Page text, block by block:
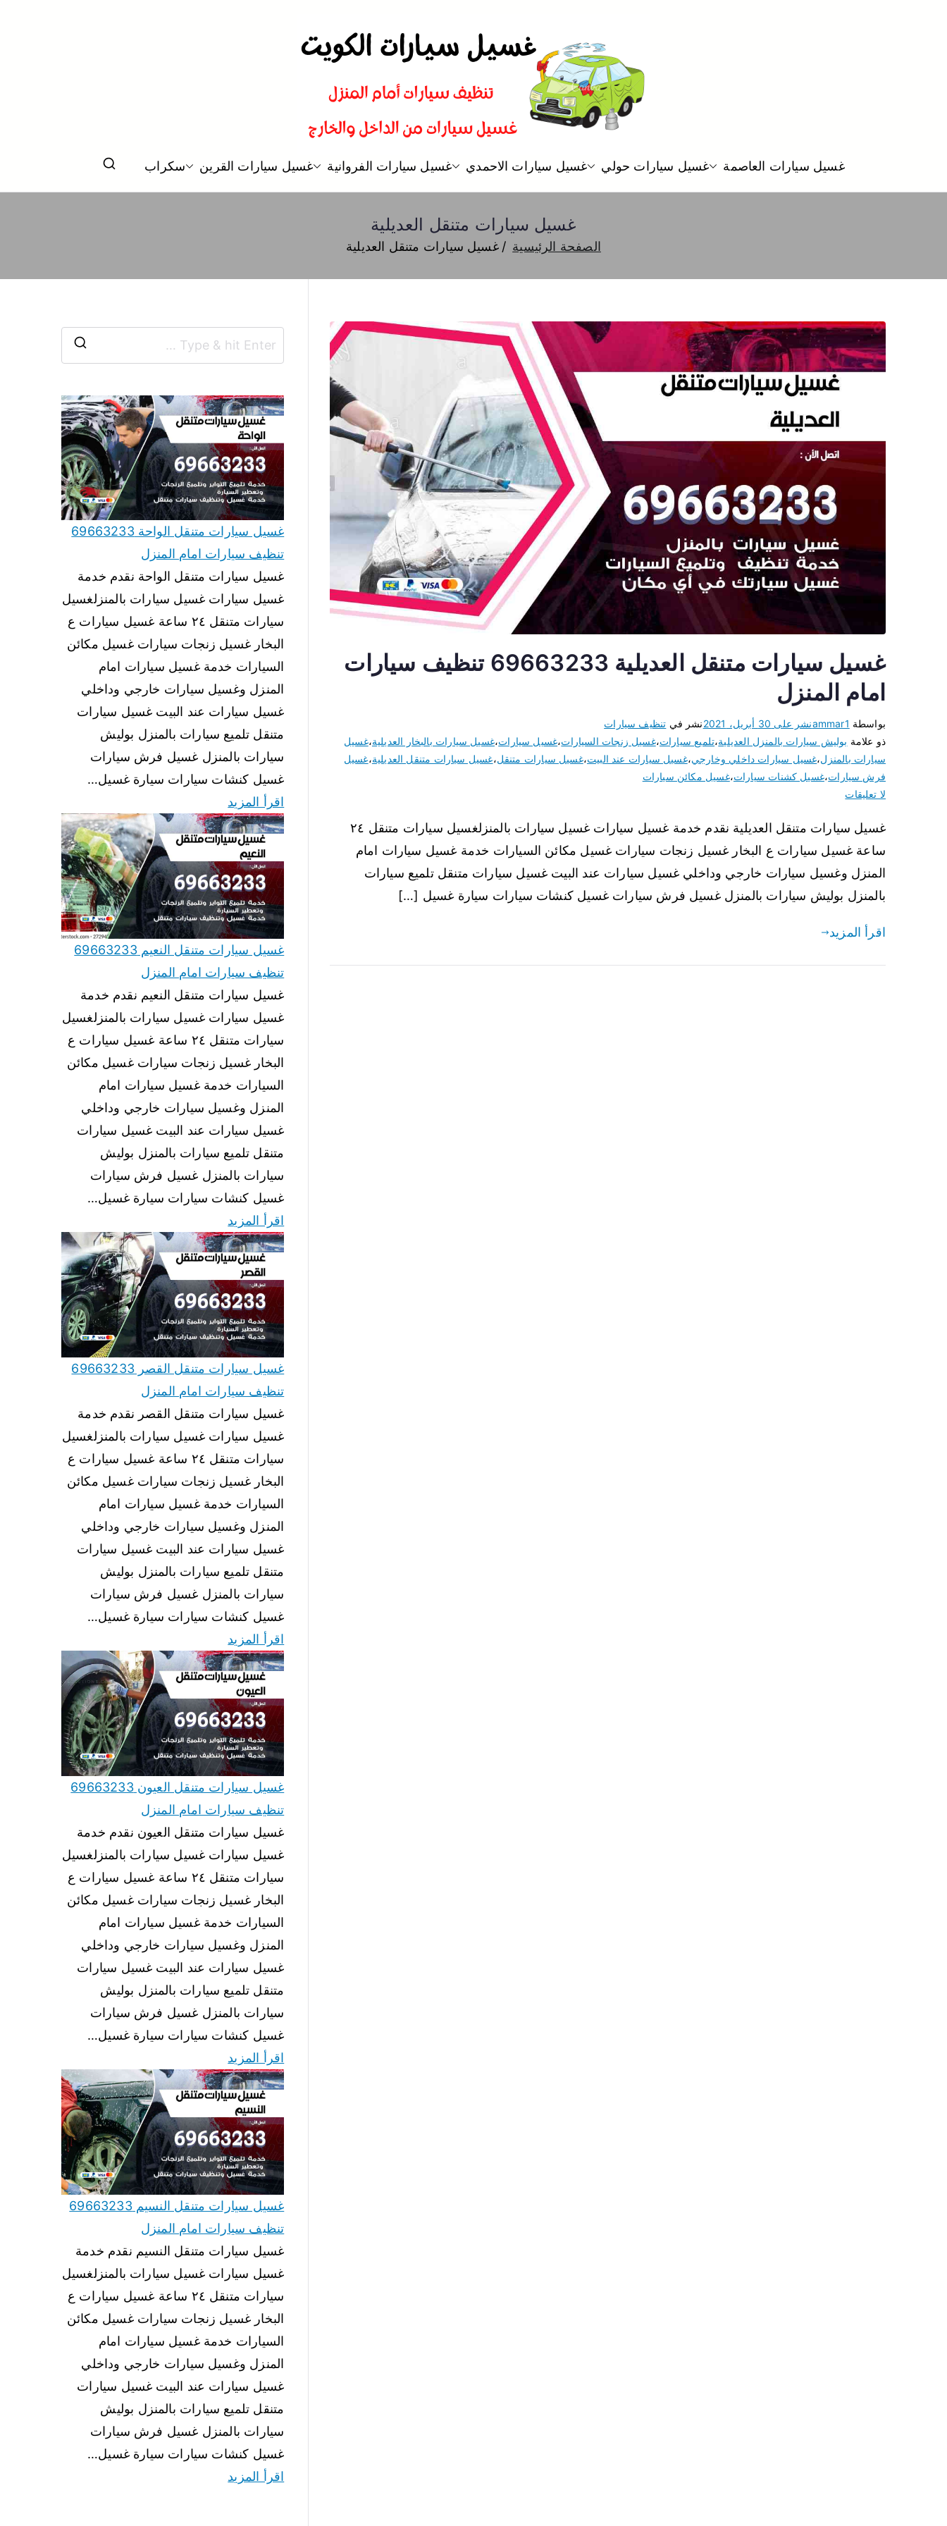
غسيل سيارات
شركة تنظيف سيارات و تلميع و بوليش في الكويت غسيل سيارات العاصمة غسيل سيارات حولي غسيل سيارات الاحمدي غسيل سيارات الفروانية غسيل سيارات القرين سكراب
غسيل سيارات متنقل العديلية
الصفحة الرئيسية غسيل سيارات متنقل العديلية
غسيل سيارات متنقل العديلية 69663233 تنظيف سيارات
امام المنزل
بواسطة ammar1نشر على 30 أبريل، 2021 نشر في تنظيف سيارات
ذو علامة بوليش سيارات بالمنزل العديلية،تلميع سيارات،غسيل زنجات السيارات،غسيل سيارات،غسيل سيارات بالبخار العديلية،غسيل
سيارات بالمنزل،غسيل سيارات داخلي وخارجي،غسيل سيارات عند البيت،غسيل سيارات متنقل،غسيل سيارات متنقل العديلية،غسيل
فرش سيارات،غسيل كشنات سيارات،غسيل مكائن سيارات
لا تعليقات
غسيل سيارات متنقل العديلية نقدم خدمة غسيل سيارات غسيل سيارات بالمنزلغسيل سيارات متنقل ٢٤
ساعة غسيل سيارات ع البخار غسيل زنجات سيارات غسيل مكائن السيارات خدمة غسيل سيارات امام
المنزل وغسيل سيارات خارجي وداخلي غسيل سيارات عند البيت غسيل سيارات متنقل تلميع سيارات
بالمنزل بوليش سيارات بالمنزل غسيل فرش سيارات غسيل كنشات سيارات سيارة غسيل […]
اقرأ المزيد
غسيل سيارات متنقل الواحة 69663233
تنظيف سيارات امام المنزل
غسيل سيارات متنقل الواحة نقدم خدمة
غسيل سيارات غسيل سيارات بالمنزلغسيل
سيارات متنقل ٢٤ ساعة غسيل سيارات ع
البخار غسيل زنجات سيارات غسيل مكائن
السيارات خدمة غسيل سيارات امام
المنزل وغسيل سيارات خارجي وداخلي
غسيل سيارات عند البيت غسيل سيارات
متنقل تلميع سيارات بالمنزل بوليش
سيارات بالمنزل غسيل فرش سيارات
غسيل كنشات سيارات سيارة غسيل…
اقرأ المزيد
غسيل سيارات متنقل النعيم 69663233
تنظيف سيارات امام المنزل
غسيل سيارات متنقل النعيم نقدم خدمة
غسيل سيارات غسيل سيارات بالمنزلغسيل
سيارات متنقل ٢٤ ساعة غسيل سيارات ع
البخار غسيل زنجات سيارات غسيل مكائن
السيارات خدمة غسيل سيارات امام
المنزل وغسيل سيارات خارجي وداخلي
غسيل سيارات عند البيت غسيل سيارات
متنقل تلميع سيارات بالمنزل بوليش
سيارات بالمنزل غسيل فرش سيارات
غسيل كنشات سيارات سيارة غسيل…
اقرأ المزيد
غسيل سيارات متنقل القصر 69663233
تنظيف سيارات امام المنزل
غسيل سيارات متنقل القصر نقدم خدمة
غسيل سيارات غسيل سيارات بالمنزلغسيل
سيارات متنقل ٢٤ ساعة غسيل سيارات ع
البخار غسيل زنجات سيارات غسيل مكائن
السيارات خدمة غسيل سيارات امام
المنزل وغسيل سيارات خارجي وداخلي
غسيل سيارات عند البيت غسيل سيارات
متنقل تلميع سيارات بالمنزل بوليش
سيارات بالمنزل غسيل فرش سيارات
غسيل كنشات سيارات سيارة غسيل…
اقرأ المزيد
غسيل سيارات متنقل العيون 69663233
تنظيف سيارات امام المنزل
غسيل سيارات متنقل العيون نقدم خدمة
غسيل سيارات غسيل سيارات بالمنزلغسيل
سيارات متنقل ٢٤ ساعة غسيل سيارات ع
البخار غسيل زنجات سيارات غسيل مكائن
السيارات خدمة غسيل سيارات امام
المنزل وغسيل سيارات خارجي وداخلي
غسيل سيارات عند البيت غسيل سيارات
متنقل تلميع سيارات بالمنزل بوليش
سيارات بالمنزل غسيل فرش سيارات
غسيل كنشات سيارات سيارة غسيل…
اقرأ المزيد
غسيل سيارات متنقل النسيم 69663233
تنظيف سيارات امام المنزل
غسيل سيارات متنقل النسيم نقدم خدمة
غسيل سيارات غسيل سيارات بالمنزلغسيل
سيارات متنقل ٢٤ ساعة غسيل سيارات ع
البخار غسيل زنجات سيارات غسيل مكائن
السيارات خدمة غسيل سيارات امام
المنزل وغسيل سيارات خارجي وداخلي
غسيل سيارات عند البيت غسيل سيارات
متنقل تلميع سيارات بالمنزل بوليش
سيارات بالمنزل غسيل فرش سيارات
غسيل كنشات سيارات سيارة غسيل…
اقرأ المزيد